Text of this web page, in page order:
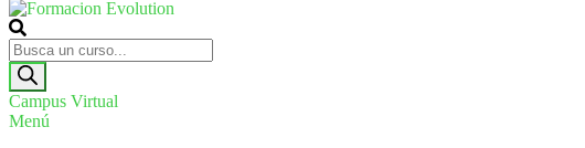
Formacion Evolution
Cursos de formación continua
Campus Virtual
Menú